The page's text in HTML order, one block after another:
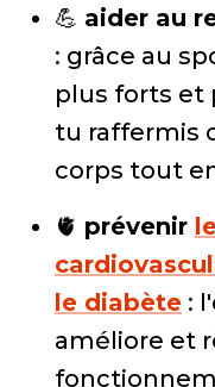
💪 aider au
: grâce au
plus forts et
tu raffermis
corps tout
🫀 prévenir
le diabète :
améliore et